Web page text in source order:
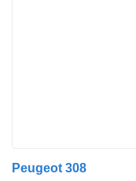
Peugeot 308